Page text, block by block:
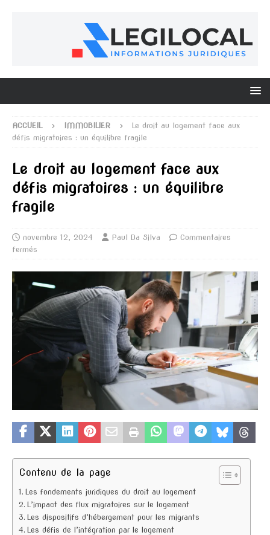
ACCUEIL IMMOBILIER
Le droit au logement face aux
défis migratoires : un équilibre fragile
Le droit au logement face aux
défis migratoires : un équilibre
fragile
novembre 12, 2024 Paul Da Silva
Commentaires
fermés
Contenu de la page
Les fondements juridiques du droit au logement
L’impact des flux migratoires sur le logement
Les dispositifs d’hébergement pour les migrants
Les défis de l’intégration par le logement